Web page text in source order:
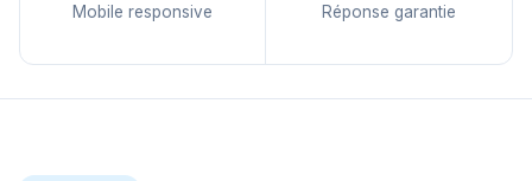
Mobile responsive Réponse garantie